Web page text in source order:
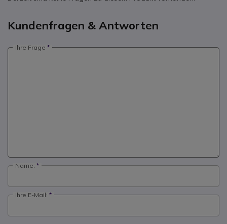
Kundenfragen & Antworten
Ihre Frage
Name:
Ihre E-Mail: